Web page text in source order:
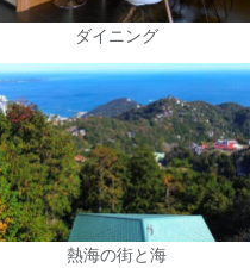
ダイニング
熱海の街と海